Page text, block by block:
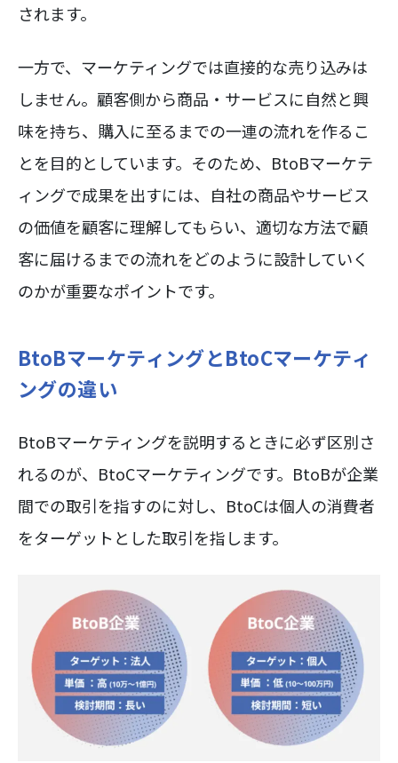
されます。
一方で、マーケティングでは直接的な売り込みは
しません。顧客側から商品・サービスに自然と興
味を持ち、購入に至るまでの一連の流れを作るこ
とを目的としています。そのため、BtoBマーケテ
ィングで成果を出すには、自社の商品やサービス
の価値を顧客に理解してもらい、適切な方法で顧
客に届けるまでの流れをどのように設計していく
のかが重要なポイントです。
BtoBマーケティングとBtoCマーケティ
ングの違い
BtoBマーケティングを説明するときに必ず区別さ
れるのが、BtoCマーケティングです。BtoBが企業
間での取引を指すのに対し、BtoCは個人の消費者
をターゲットとした取引を指します。